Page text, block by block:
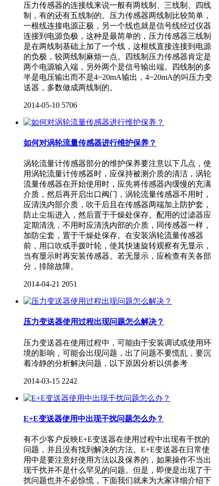
压力传感器的连接线来说一般有两线制、三线制、四线
制，有的还有五线制的。压力传感器两线制比较简单，
一根线连接电源正极，另一个线也就是信号线经过仪器
连接到电源负极，这种是最简单的，压力传感器三线制
是在两线制基础上加了一个线，这根线直接连接到电源
的负极，较两线制麻烦一点。四线制压力传感器肯定是
两个电源输入端，另外两个是信号输出端。四线制的多
半是电压输出而不是4~20mA输出，4~20mA的叫压力变
送器，多数做成两线制的。
2014-05-10 5706
如何对涡轮流量传感器进行维护保养？
涡轮流量计传感器部分的维护保养要注意以下几点，使
用涡轮流量计传感器时，应保持被测介质的清洁，涡轮
流量传感器在开始使用时，应先将传感器内缓慢的充满
介质，然后再开启出口阀门，涡轮流量传感器不用时，
应清洗内部介质，吹干后且在传感器两端加上防护套，
防止尘垢进入，然后置于干燥处保存。配用的过滤器应
定期清洗，不用时应清洗内部的介质，同传感器一样，
加防尘套，置于干燥处保存。在安装涡轮流量传感器
前，用口吹或手拨叶轮，使其快速旋转观察有无显示，
当有显示时再安装传感器。若无显示，应检查有关各部
分，排除故障。
2014-04-21 2051
压力变送器使用过程出现问题怎么解决？
压力变送器在使用过程中，可能由于安装调试或使用环
境的影响，可能会出现问题，出了问题不要慌乱，要沉
着冷静的分析解决问题，以下原因分析以供参考
2014-03-15 2242
E+E变送器使用中出现干扰问题怎么办？
有不少客户反映E+E变送器在使用过程中出现有干扰的
问题，并且没有找到解决的方法。E+E变送器在日常使
用中是要注意好使用方法以及保养的，如果操作不当出
现干扰并不是什么罕见的问题。但是，即便是出现了干
扰问题也并不必惊慌，下面我们就来为大家详细介绍下